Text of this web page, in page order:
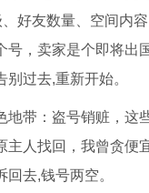
好友数量、空间内
号，卖家是个即将出
过去,重新开始。
地带：盗号销赃，这
主人找回，我曾贪便
回去,钱号两空。